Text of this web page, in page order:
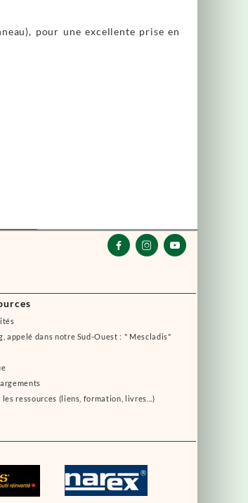
appelé dans notre Sud-Ouest : " Mescladis"
les ressources (liens, formation, livres...)
  
pour une excellente prise en